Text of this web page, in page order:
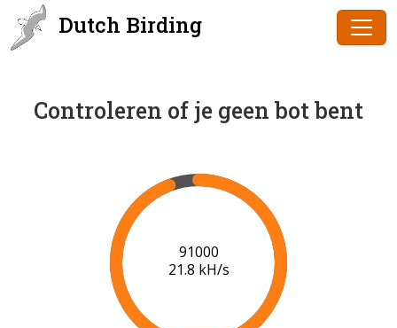
Dutch Birding
Controleren of je geen bot bent
93000
21.1 kH/s